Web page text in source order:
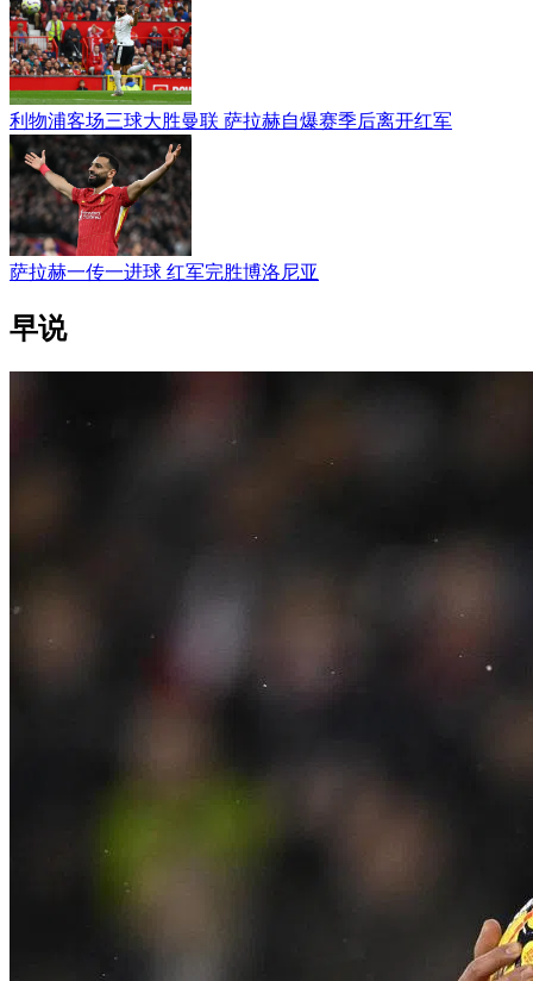
利物浦客场三球大胜曼联 萨拉赫自爆赛季后离开红军
萨拉赫一传一进球 红军完胜博洛尼亚
早说